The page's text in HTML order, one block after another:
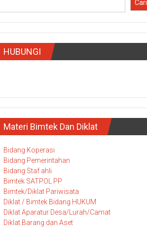
Cari
HUBUNGI
Materi Bimtek Dan Diklat
Bidang Koperasi
Bidang Pemerintahan
Bidang Staf ahli
Bimtek SATPOL PP
Bimtek/Diklat Pariwisata
Diklat / Bimtek Bidang HUKUM
Diklat Aparatur Desa/Lurah/Camat
Diklat Barang dan Aset